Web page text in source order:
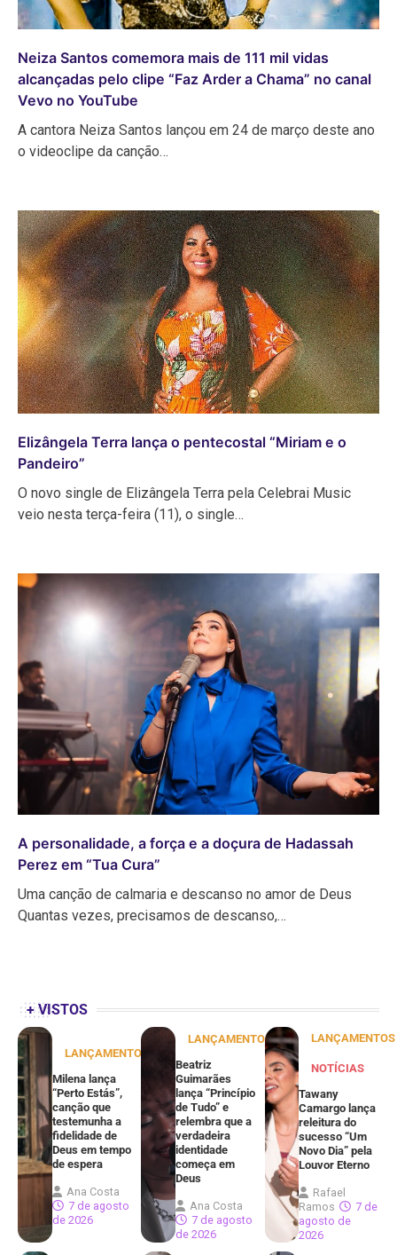
Neiza Santos comemora mais de 111 mil vidas
alcançadas pelo clipe “Faz Arder a Chama” no canal
Vevo no YouTube
A cantora Neiza Santos lançou em 24 de março deste ano
o videoclipe da canção…
Elizângela Terra lança o pentecostal “Miriam e o
Pandeiro”
O novo single de Elizângela Terra pela Celebrai Music
veio nesta terça-feira (11), o single…
A personalidade, a força e a doçura de Hadassah
Perez em “Tua Cura”
Uma canção de calmaria e descanso no amor de Deus
Quantas vezes, precisamos de descanso,…
+ VISTOS
LANÇAMENTOS
Milena lança
“Perto Estás”,
canção que
testemunha a
fidelidade de
Deus em tempo
de espera
Ana Costa
7 de agosto
de 2026
LANÇAMENTOS
Beatriz
Guimarães
lança “Princípio
de Tudo” e
relembra que a
verdadeira
identidade
começa em
Deus
Ana Costa
7 de agosto
de 2026
LANÇAMENTOS
NOTÍCIAS
Tawany
Camargo lança
releitura do
sucesso “Um
Novo Dia” pela
Louvor Eterno
Rafael
Ramos
7 de
agosto de
2026